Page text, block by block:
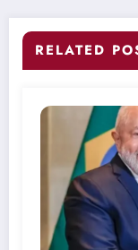
RELATED